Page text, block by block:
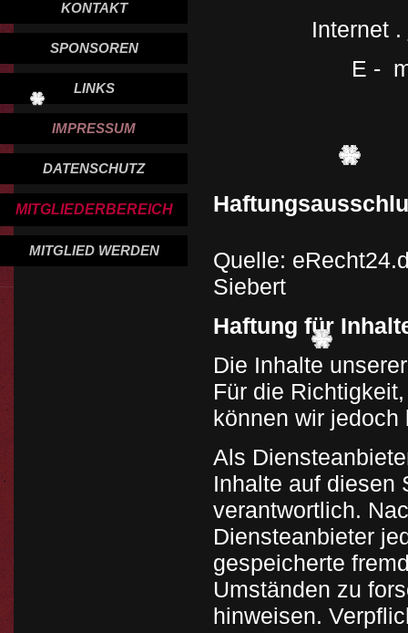
KONTAKT
SPONSOREN
LINKS
IMPRESSUM
DATENSCHUTZ
MITGLIEDERBEREICH
MITGLIED WERDEN
Internet .
E -
Quelle:
Siebert
Haftung für
Die Inhalte
Für die
können wir jedoch
Als
Inhalte auf diesen
verantwortlich.
Diensteanbieter
gespeicherte
Umständen zu
hinweisen.